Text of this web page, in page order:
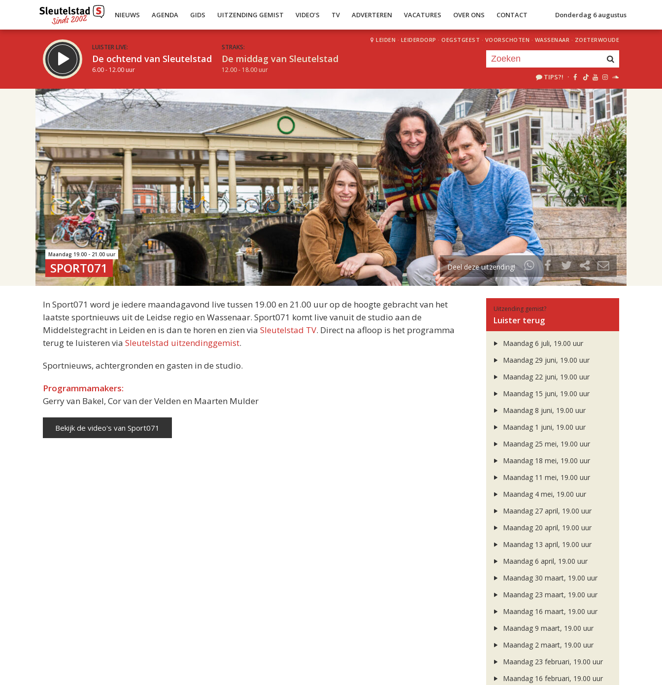
NIEUWS AGENDA GIDS UITZENDING GEMIST VIDEO’S TV ADVERTEREN VACATURES OVER ONS CONTACT Donderdag 6 augustus
LUISTER LIVE:
De ochtend van Sleutelstad
6.00 - 12.00 uur
STRAKS:
De middag van Sleutelstad
12.00 - 18.00 uur
LEIDEN · LEIDERDORP · OEGSTGEEST · VOORSCHOTEN · WASSENAAR · ZOETERWOUDE
TIPS?! ·
19.00 20.00
Je luistert nu naaruur 1 van 2
«Vorig uur Volgend uur»
Inklappen
Maandag 19.00 - 21.00 uur
SPORT071 Deel deze uitzending!
In Sport071 word je iedere maandagavond live tussen 19.00 en 21.00 uur op de hoogte gebracht van het
laatste sportnieuws uit de Leidse regio en Wassenaar. Sport071 komt live vanuit de studio aan de
Middelstegracht in Leiden en is dan te horen en zien via Sleutelstad TV. Direct na afloop is het programma
terug te luisteren via Sleutelstad uitzendinggemist.
Sportnieuws, achtergronden en gasten in de studio.
Programmamakers:
Gerry van Bakel, Cor van der Velden en Maarten Mulder
Bekijk de video's van Sport071
Uitzending gemist?
Luister terug
Maandag 6 juli, 19.00 uur
Maandag 29 juni, 19.00 uur
Maandag 22 juni, 19.00 uur
Maandag 15 juni, 19.00 uur
Maandag 8 juni, 19.00 uur
Maandag 1 juni, 19.00 uur
Maandag 25 mei, 19.00 uur
Maandag 18 mei, 19.00 uur
Maandag 11 mei, 19.00 uur
Maandag 4 mei, 19.00 uur
Maandag 27 april, 19.00 uur
Maandag 20 april, 19.00 uur
Maandag 13 april, 19.00 uur
Maandag 6 april, 19.00 uur
Maandag 30 maart, 19.00 uur
Maandag 23 maart, 19.00 uur
Maandag 16 maart, 19.00 uur
Maandag 9 maart, 19.00 uur
Maandag 2 maart, 19.00 uur
Maandag 23 februari, 19.00 uur
Maandag 16 februari, 19.00 uur